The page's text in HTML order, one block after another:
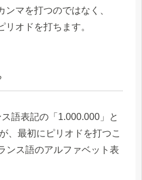
ンマを打つのではなく、
リオドを打ちます。
語表記の「1.000.000」と
、最初にピリオドを打つこ
ンス語のアルファベット表